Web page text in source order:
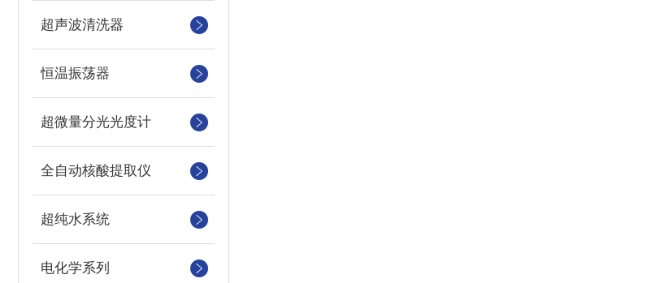
超声波清洗器
恒温振荡器
超微量分光光度计
全自动核酸提取仪
超纯水系统
电化学系列